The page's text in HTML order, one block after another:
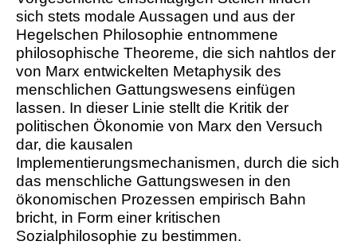
sich stets modale Aussagen und aus der
Hegelschen Philosophie entnommene
philosophische Theoreme, die sich nahtlos der
von Marx entwickelten Metaphysik des
menschlichen Gattungswesens einfügen
lassen. In dieser Linie stellt die Kritik der
politischen Ökonomie von Marx den Versuch
dar, die kausalen
Implementierungsmechanismen, durch die sich
das menschliche Gattungswesen in den
ökonomischen Prozessen empirisch Bahn
bricht, in Form einer kritischen
Sozialphilosophie zu bestimmen.